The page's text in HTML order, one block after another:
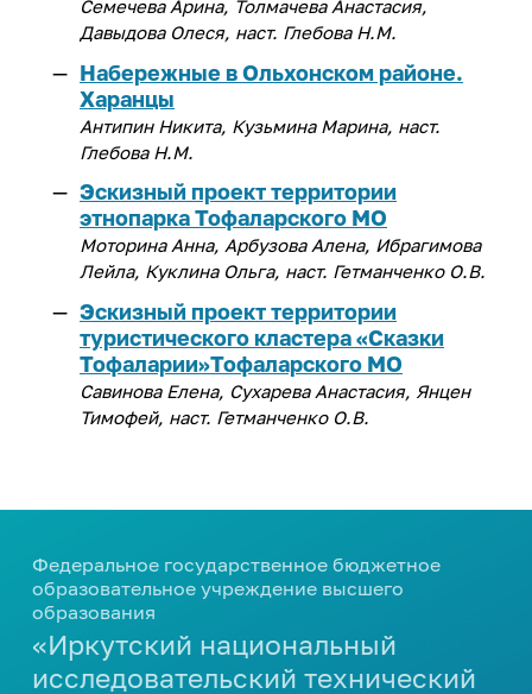
Семечева Арина, Толмачева Анастасия,
Давыдова Олеся, наст. Глебова Н.М.
Набережные в Ольхонском районе.
Харанцы
Антипин Никита, Кузьмина Марина, наст.
Глебова Н.М.
Эскизный проект территории
этнопарка Тофаларского МО
Моторина Анна, Арбузова Алена, Ибрагимова
Лейла, Куклина Ольга, наст. Гетманченко О.В.
Эскизный проект территории
туристического кластера «Сказки
Тофаларии»Тофаларского МО
Савинова Елена, Сухарева Анастасия, Янцен
Тимофей, наст. Гетманченко О.В.
Федеральное государственное бюджетное
образовательное учреждение высшего
образования
«Иркутский национальный
исследовательский технический